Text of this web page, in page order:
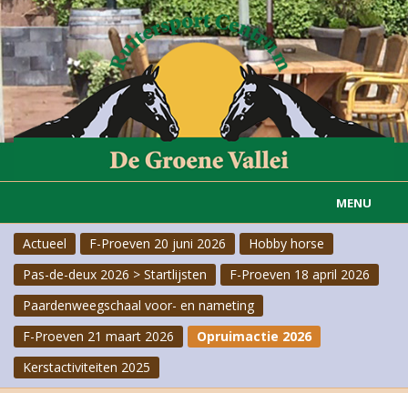
MENU
Home
Informatie
Actueel
Rijvereniging
Actueel F-Proeven 20 juni 2026
Hobby horse
Pas-de-deux 2026 > Startlijsten
F-Proeven 18 april 2026
Paardenweegschaal voor- en nameting
F-Proeven 21 maart 2026
Opruimactie 2026
Kerstactiviteiten 2025